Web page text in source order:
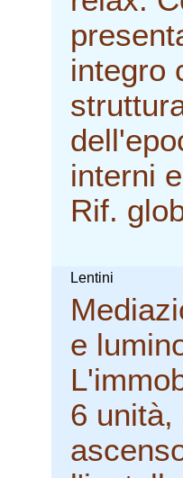
integro
interni
Rif.
Lentini
e
6 unità,